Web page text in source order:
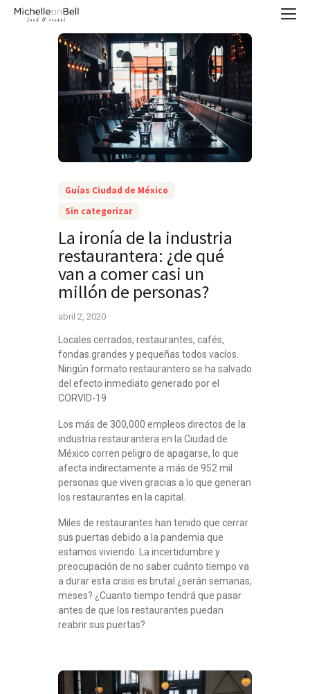
Guías Ciudad de México
Sin categorizar
La ironía de la industria
restaurantera: ¿de qué
van a comer casi un
millón de personas?
abril 2, 2020
Locales cerrados, restaurantes, cafés,
fondas grandes y pequeñas todos vacíos.
Ningún formato restaurantero se ha salvado
del efecto inmediato generado por el
CORVID-19
Los más de 300,000 empleos directos de la
industria restaurantera en la Ciudad de
México corren peligro de apagarse, lo que
afecta indirectamente a más de 952 mil
personas que viven gracias a lo que generan
los restaurantes en la capital.
Miles de restaurantes han tenido que cerrar
sus puertas debido a la pandemia que
estamos viviendo. La incertidumbre y
preocupación de no saber cuánto tiempo va
a durar esta crisis es brutal ¿serán semanas,
meses? ¿Cuanto tiempo tendrá que pasar
antes de que los restaurantes puedan
reabrir sus puertas?